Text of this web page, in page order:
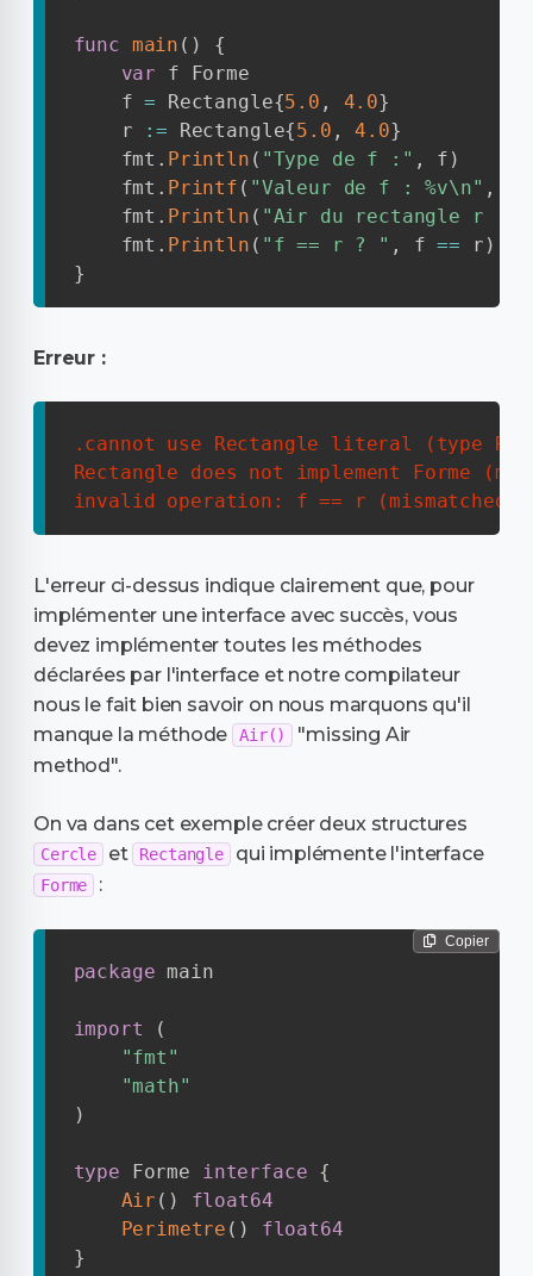
func main ( )
{
var f Forme
	f
= Rectangle{5.0 , 4.0}
	r
:= Rectangle{5.0 , 4.0}
	fmt
. Println ( "Type de f :" , f )
	fmt
. Printf ( "Valeur de f : %v\n" ,
	fmt
. Println ( "Air du rectangle r :"
	fmt
. Println ( "f == r ? " , f == r )
}
Erreur :
.cannot use Rectangle literal (type
Rectangle does not implement Forme
invalid operation: f == r (mismatched
L'erreur ci-dessus indique clairement que, pour
implémenter une interface avec succès, vous
devez implémenter toutes les méthodes
déclarées par l'interface et notre compilateur
nous le fait bien savoir on nous marquons qu'il
manque la méthode
Air()
"missing Air
method".
On va dans cet exemple créer deux structures
Cercle et Rectangle qui implémente l'interface
Forme :
Copier
package main
import
(
"fmt"
"math"
)
type Forme interface {
Air ( )
float64
Perimetre ( )
float64
}